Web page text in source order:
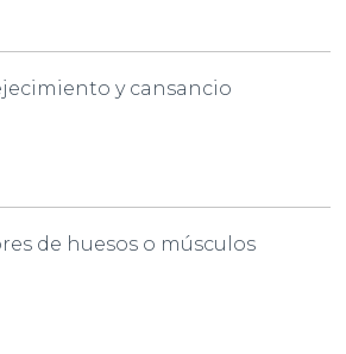
y cansancio
de huesos o músculos